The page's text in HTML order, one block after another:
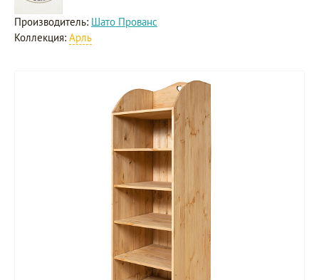
Производитель: Шато Прованс
Коллекция: Арль